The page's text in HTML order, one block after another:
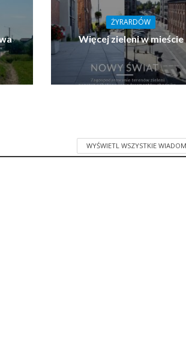
ŻYRARDÓW
Więcej zieleni w mieście
WYŚWIETL WSZYSTKIE